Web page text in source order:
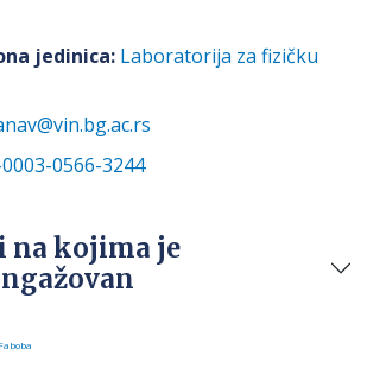
jedinica: Laboratorija za fizičku
0566-3244
na kojima je